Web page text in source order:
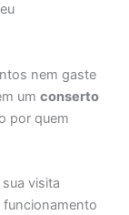
nem gaste
umconserto
por quem
visita